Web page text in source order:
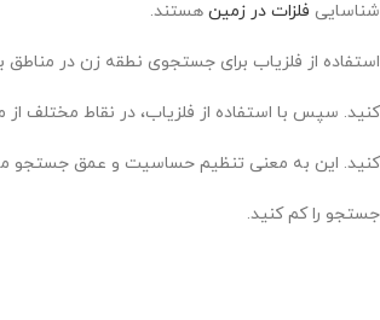
شناسایی فلزات در زمین هستند.
استفاده از فلزیاب برای جستجوی نطقه زن در
کنید. سپس با استفاده از فلزیاب، در نقاط مختلف از
کنید. این به معنی تنظیم حساسیت و عمق جستجو
جستجو را کم کنید.